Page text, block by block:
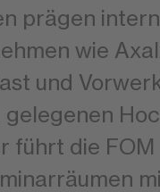
prägen
wie
und
führt die